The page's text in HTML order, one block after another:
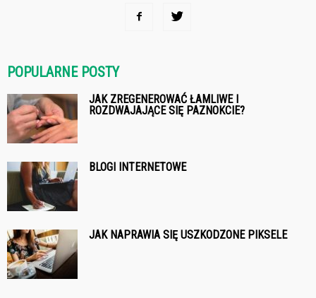
POPULARNE POSTY
JAK ZREGENEROWAĆ ŁAMLIWE I
ROZDWAJAJĄCE SIĘ PAZNOKCIE?
BLOGI INTERNETOWE
JAK NAPRAWIA SIĘ USZKODZONE PIKSELE